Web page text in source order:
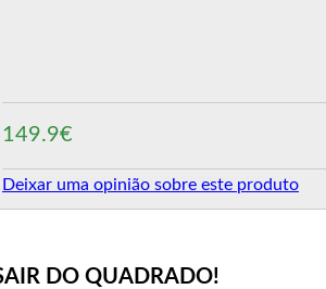
149.9€
Deixar uma opinião sobre este produto
DO QUADRADO!